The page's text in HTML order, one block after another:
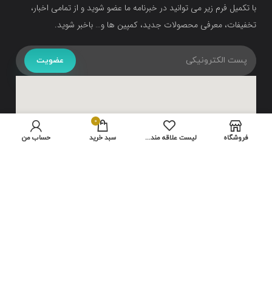
با تکمیل فرم زیر می توانید در خبرنامه ما عضو شوید و از تمامی اخبار،
تخفیفات، معرفی محصولات جدید، کمپین ها و… باخبر شوید.
عضویت
فروشگاه لیست علاقه مندی ها
0
سبد خرید حساب من